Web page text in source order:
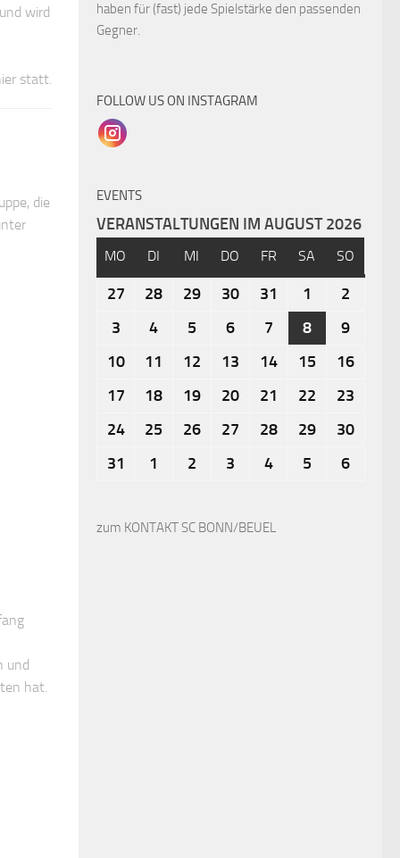
und wird
statt.
die
und
hat.
haben für (fast) jede Spielstärke den passenden
Gegner.
FOLLOW US ON INSTAGRAM
EVENTS
VERANSTALTUNGEN IM AUGUST 2026
MO DI MI DO FR SA SO
27 28 29 30 31 1
2
3
4 5 6 7 8
9
10
11 12 13 14 15
16
17
18 19 20 21 22
23
24
25 26 27 28 29
30
31
1 2 3 4 5 6
zum KONTAKT SC BONN/BEUEL